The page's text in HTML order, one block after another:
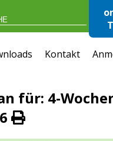
Kontakt
für: 4-